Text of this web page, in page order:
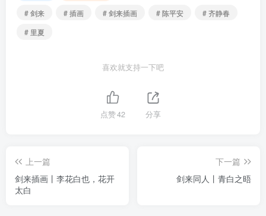
# 剑来
# 插画 # 剑来插画 # 陈平安
# 齐静春
# 里夏
喜欢就支持一下吧
点赞42 分享
上一篇
剑来插画丨李花白也，花开
太白
下一篇
剑来同人丨青白之晤